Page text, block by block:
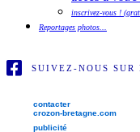
inscrivez-vous !
Reportages photos...
SUIVEZ-NOUS SUR
contacter
crozon-bretagne.com
publicité